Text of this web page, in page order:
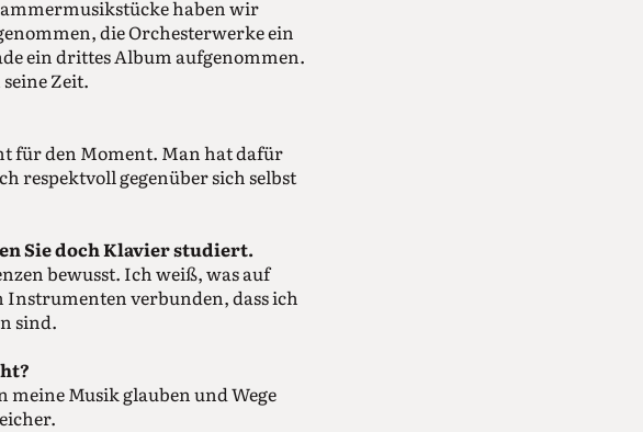
haben wir
die Orchesterwerke ein
ein drittes Album aufgenommen.
Zeit.
für den Moment. Man hat dafür
respektvoll gegenüber sich selbst
Sie doch Klavier studiert.
bewusst. Ich weiß, was auf
verbunden, dass ich
sind.
Musik glauben und Wege